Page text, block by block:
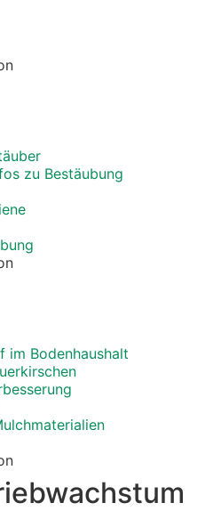
zu Bestäubung
im Bodenhaushalt